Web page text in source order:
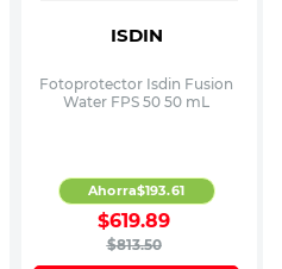
ISDIN
Fotoprotector Isdin Fusion
Water FPS 50 50 mL
$813.50
$619.89
Ahorra$193.61